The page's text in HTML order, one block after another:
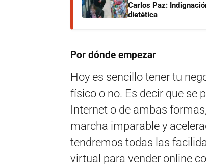
Carlos Paz:
dietética
Por dónde empezar
Hoy es sencillo tener tu
físico o no. Es decir que se
Internet o de ambas
marcha imparable y
tendremos todas las
virtual para vender online